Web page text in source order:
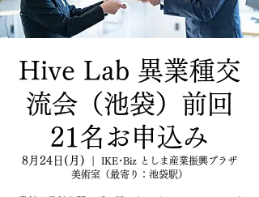
Hive Lab 異業種交
流会（池袋）前回
21名お申込み
8月24日(月)
IKE･Biz としま産業振興プラザ
美術室（最寄り：池袋駅）